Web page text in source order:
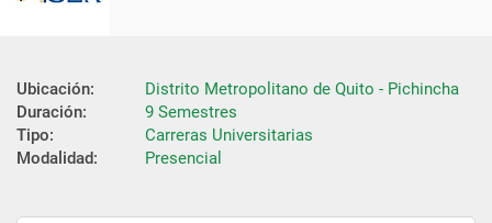
Ubicación:
Distrito Metropolitano de Quito - Pichincha
Duración:
9 Semestres
Tipo:
Carreras Universitarias
Modalidad:
Presencial